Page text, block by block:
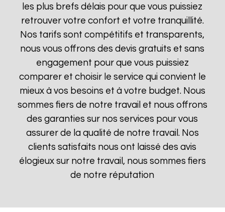
les plus brefs délais pour que vous puissiez
retrouver votre confort et votre tranquillité.
Nos tarifs sont compétitifs et transparents,
nous vous offrons des devis gratuits et sans
engagement pour que vous puissiez
comparer et choisir le service qui convient le
mieux à vos besoins et à votre budget. Nous
sommes fiers de notre travail et nous offrons
des garanties sur nos services pour vous
assurer de la qualité de notre travail. Nos
clients satisfaits nous ont laissé des avis
élogieux sur notre travail, nous sommes fiers
de notre réputation